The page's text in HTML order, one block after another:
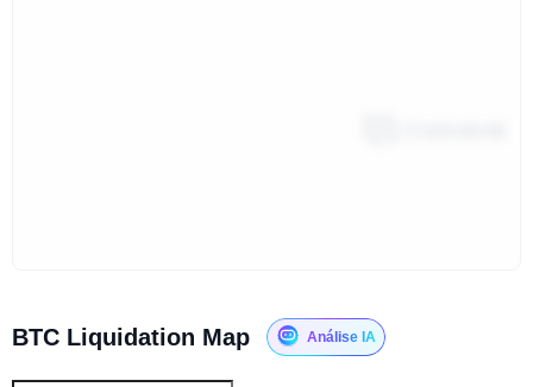
BTC Liquidation Map Análise IA